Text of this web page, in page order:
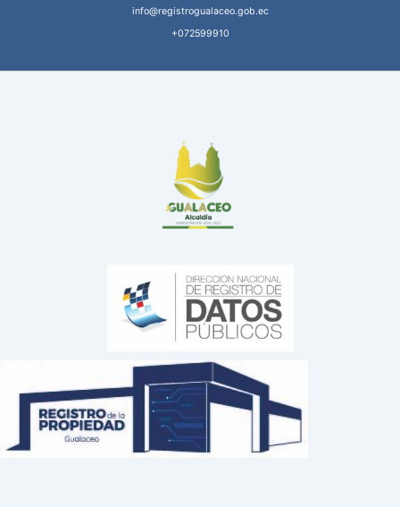
info@registrogualaceo.gob.ec
+072599910